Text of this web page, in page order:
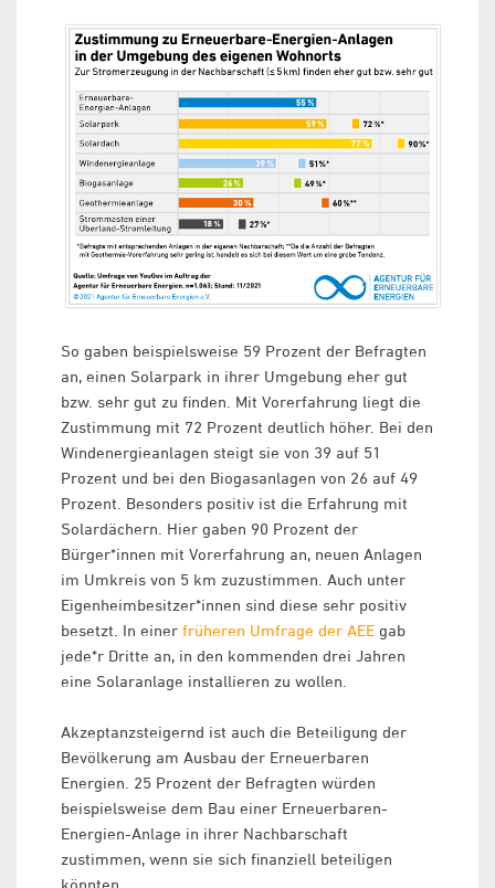
So gaben beispielsweise 59 Prozent der Befragten
an, einen Solarpark in ihrer Umgebung eher gut
bzw. sehr gut zu finden. Mit Vorerfahrung liegt die
Zustimmung mit 72 Prozent deutlich höher. Bei den
Windenergieanlagen steigt sie von 39 auf 51
Prozent und bei den Biogasanlagen von 26 auf 49
Prozent. Besonders positiv ist die Erfahrung mit
Solardächern. Hier gaben 90 Prozent der
Bürger*innen mit Vorerfahrung an, neuen Anlagen
im Umkreis von 5 km zuzustimmen. Auch unter
Eigenheimbesitzer*innen sind diese sehr positiv
besetzt. In einer früheren Umfrage der AEE gab
jede*r Dritte an, in den kommenden drei Jahren
eine Solaranlage installieren zu wollen.
Akzeptanzsteigernd ist auch die Beteiligung der
Bevölkerung am Ausbau der Erneuerbaren
Energien. 25 Prozent der Befragten würden
beispielsweise dem Bau einer Erneuerbaren-
Energien-Anlage in ihrer Nachbarschaft
zustimmen, wenn sie sich finanziell beteiligen
könnten.